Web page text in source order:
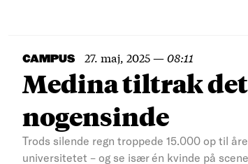
CAMPUS 27. maj, 2025—08:11
Medina tiltrak
nogensinde
Trods silende regn troppede 15.000 op til
universitetet – og se især én kvinde på